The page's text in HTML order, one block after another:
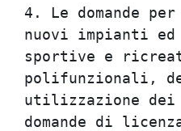
4. Le
nuovi
sportive e
utilizzazione
domande di